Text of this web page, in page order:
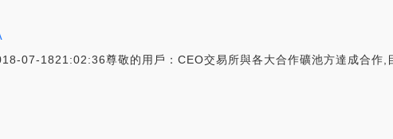
07-1821:02:36尊敬的用戶：CEO交易所與各大合作礦池方達成合作,